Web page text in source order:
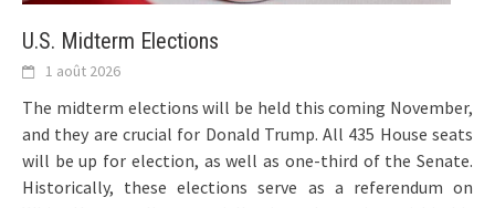
U.S. Midterm Elections
1 août 2026
The midterm elections will be held this coming November,
and they are crucial for Donald Trump. All 435 House seats
will be up for election, as well as one-third of the Senate.
Historically, these elections serve as a referendum on